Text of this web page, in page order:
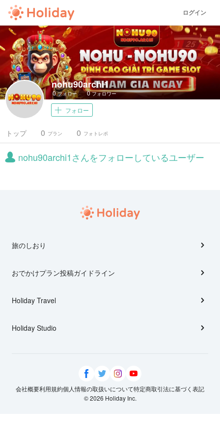
ログイン
nohu90archi1
0フォロー 0フォロワー
フォロー
トップ プラン
0 フォトレポ
0
nohu90archi1さんをフォローしているユーザー
旅のしおり
おでかけプラン投稿ガイドライン
Holiday Travel
Holiday Studio
会社概要利用規約個人情報の取扱いについて特定商取引法に基づく表記
© 2026 Holiday Inc.